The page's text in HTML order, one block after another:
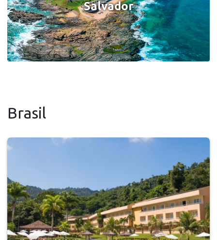
Rio de Janeiro
Brasil